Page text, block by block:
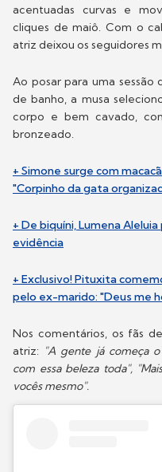
acentuadas curvas e
cliques de maiô. Com o
atriz deixou os seguidores
Ao posar para uma
de banho, a musa
corpo e bem cavado,
bronzeado.
+ Simone surge com
"Corpinho da gata
+ De biquíni, Lumena
evidência
+ Exclusivo! Pituxita
pelo ex-marido: "Deus me
Nos comentários, os fãs
atriz: "A gente já começa
com essa beleza toda",
vocês mesmo".